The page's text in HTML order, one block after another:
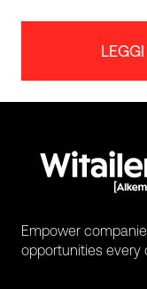
Empower
opportunities every